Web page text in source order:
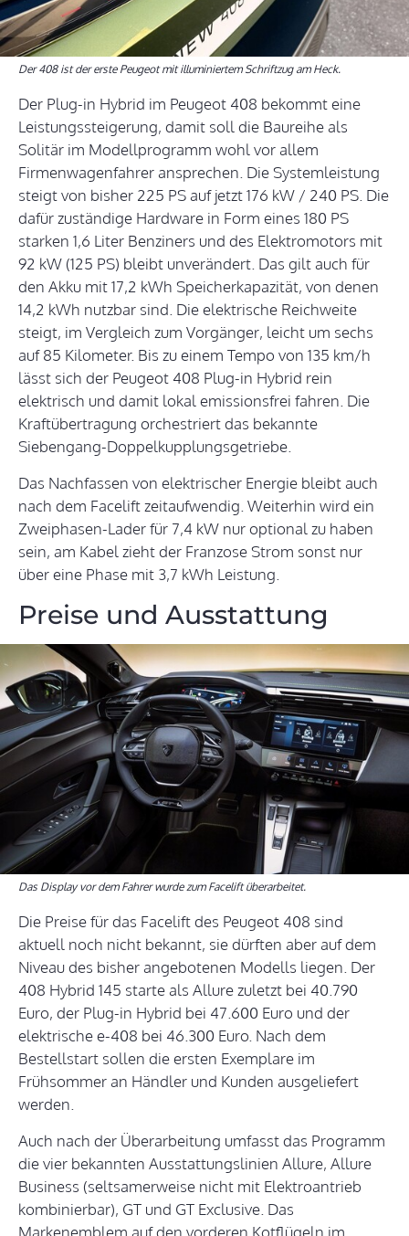
Der 408 ist der erste Peugeot mit illuminiertem Schriftzug am Heck.
Der Plug-in Hybrid im Peugeot 408 bekommt eine
Leistungssteigerung, damit soll die Baureihe als
Solitär im Modellprogramm wohl vor allem
Firmenwagenfahrer ansprechen. Die Systemleistung
steigt von bisher 225 PS auf jetzt 176 kW / 240 PS. Die
dafür zuständige Hardware in Form eines 180 PS
starken 1,6 Liter Benziners und des Elektromotors mit
92 kW (125 PS) bleibt unverändert. Das gilt auch für
den Akku mit 17,2 kWh Speicherkapazität, von denen
14,2 kWh nutzbar sind. Die elektrische Reichweite
steigt, im Vergleich zum Vorgänger, leicht um sechs
auf 85 Kilometer. Bis zu einem Tempo von 135 km/h
lässt sich der Peugeot 408 Plug-in Hybrid rein
elektrisch und damit lokal emissionsfrei fahren. Die
Kraftübertragung orchestriert das bekannte
Siebengang-Doppelkupplungsgetriebe.
Das Nachfassen von elektrischer Energie bleibt auch
nach dem Facelift zeitaufwendig. Weiterhin wird ein
Zweiphasen-Lader für 7,4 kW nur optional zu haben
sein, am Kabel zieht der Franzose Strom sonst nur
über eine Phase mit 3,7 kWh Leistung.
Preise und Ausstattung
Das Display vor dem Fahrer wurde zum Facelift überarbeitet.
Die Preise für das Facelift des Peugeot 408 sind
aktuell noch nicht bekannt, sie dürften aber auf dem
Niveau des bisher angebotenen Modells liegen. Der
408 Hybrid 145 starte als Allure zuletzt bei 40.790
Euro, der Plug-in Hybrid bei 47.600 Euro und der
elektrische e-408 bei 46.300 Euro. Nach dem
Bestellstart sollen die ersten Exemplare im
Frühsommer an Händler und Kunden ausgeliefert
werden.
Auch nach der Überarbeitung umfasst das Programm
die vier bekannten Ausstattungslinien Allure, Allure
Business (seltsamerweise nicht mit Elektroantrieb
kombinierbar), GT und GT Exclusive. Das